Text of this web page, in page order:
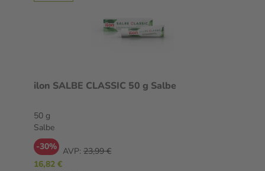
ilon SALBE CLASSIC 50 g Salbe
50 g
Salbe
-30% AVP: 23,99 €
16,82 €